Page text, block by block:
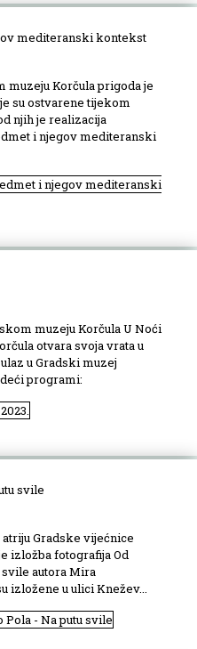
mediteranski kontekst
muzeju Korčula prigoda je
su ostvarene tijekom
njih je realizacija
i njegov mediteranski
i njegov mediteranski
muzeju Korčula U Noći
otvara svoja vrata u
u Gradski muzej
programi:
svile
atriju Gradske vijećnice
izložba fotografija Od
autora Mira
izložene u ulici Knežev...
Pola - Na putu svile